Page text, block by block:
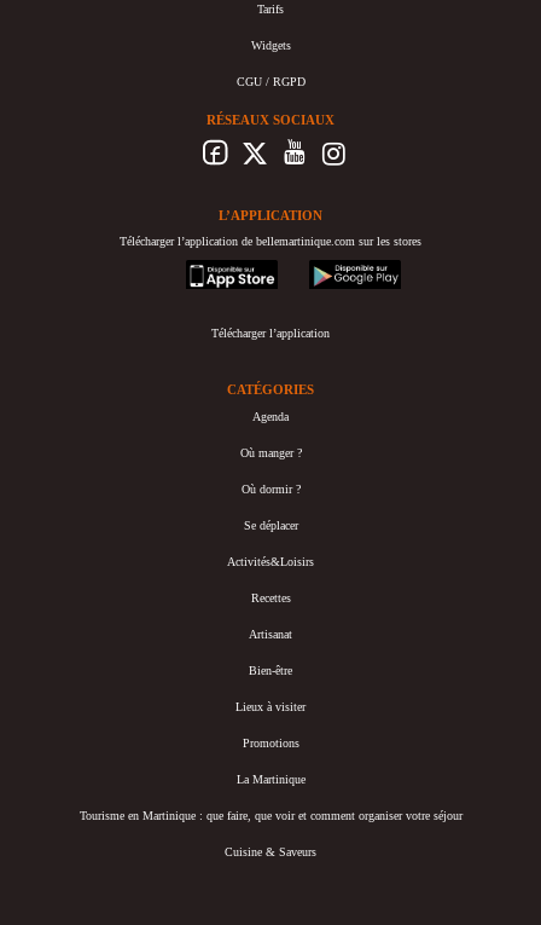
Tarifs
Widgets
CGU / RGPD
RÉSEAUX SOCIAUX
L’APPLICATION
Télécharger l’application de bellemartinique.com sur les stores
appstore
googleplay
Télécharger l’application
CATÉGORIES
Agenda
Où manger ?
Où dormir ?
Se déplacer
Activités&Loisirs
Recettes
Artisanat
Bien-être
Lieux à visiter
Promotions
La Martinique
Tourisme en Martinique : que faire, que voir et comment organiser votre séjour
Cuisine & Saveurs